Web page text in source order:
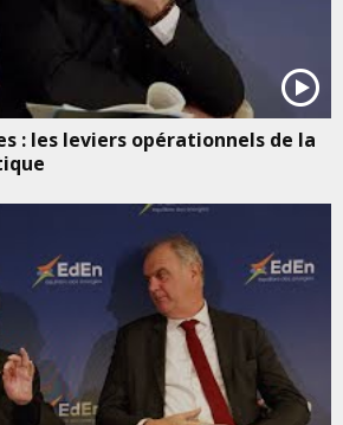
: les leviers opérationnels de la